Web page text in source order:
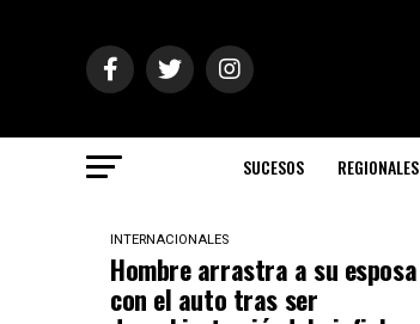
SUCESOS REGIONALES
INTERNACIONALES
Hombre arrastra a su esposa
con el auto tras ser